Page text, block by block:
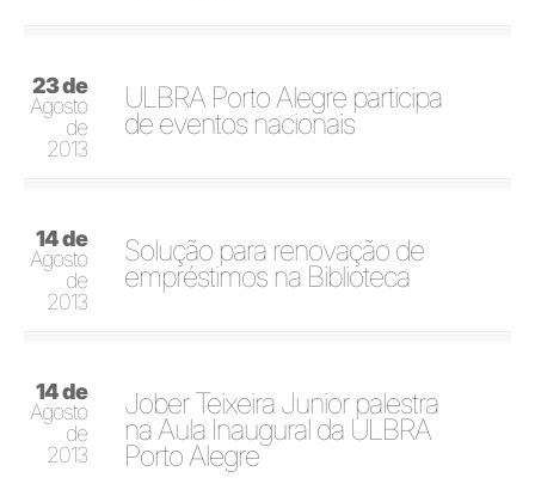
23 de
Agosto
de
2013
ULBRA Porto Alegre participa
de eventos nacionais
14 de
Agosto
de
2013
Solução para renovação de
empréstimos na Biblioteca
14 de
Agosto
de
2013
Jober Teixeira Junior palestra
na Aula Inaugural da ULBRA
Porto Alegre